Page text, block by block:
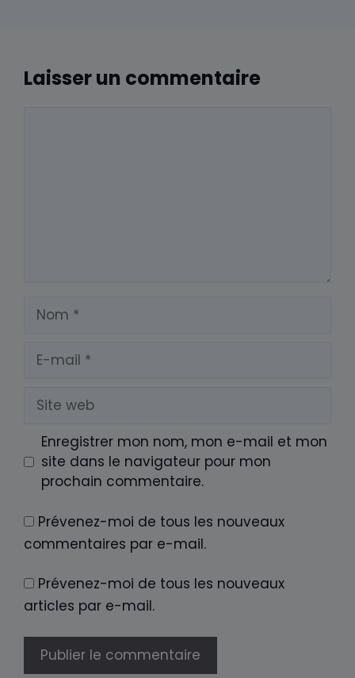
Laisser un commentaire
Nom
mail
Site
web
Enregistrer mon nom, mon e-mail et mon
site dans le navigateur pour mon
prochain commentaire.
Prévenez-moi de tous les nouveaux
commentaires par e-mail.
Prévenez-moi de tous les nouveaux
articles par e-mail.